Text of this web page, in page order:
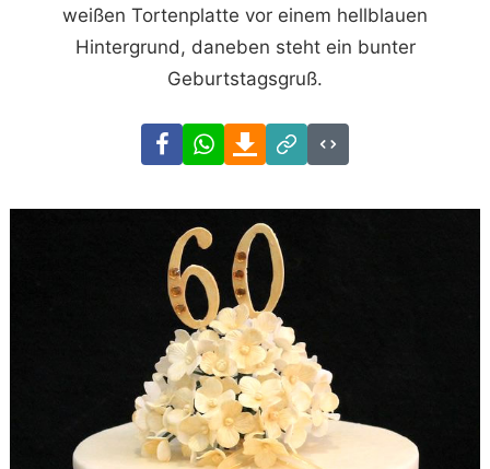
weißen Tortenplatte vor einem hellblauen
Hintergrund, daneben steht ein bunter
Geburtstagsgruß.
FacebookWhatsAppDownload
Link
Code